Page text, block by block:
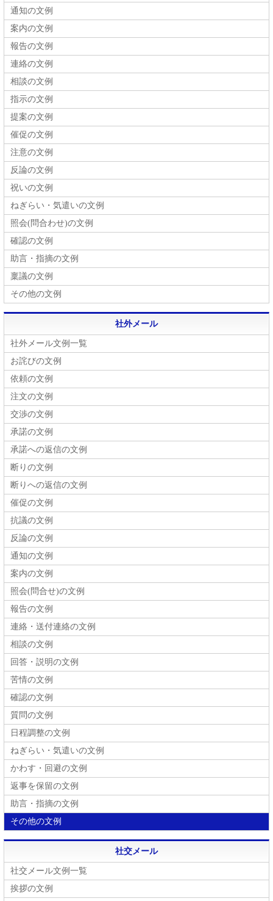
通知の文例
案内の文例
報告の文例
連絡の文例
相談の文例
指示の文例
提案の文例
催促の文例
注意の文例
反論の文例
祝いの文例
ねぎらい・気遣いの文例
照会(問合わせ)の文例
確認の文例
助言・指摘の文例
稟議の文例
その他の文例
社外メール
社外メール文例一覧
お詫びの文例
依頼の文例
注文の文例
交渉の文例
承諾の文例
承諾への返信の文例
断りの文例
断りへの返信の文例
催促の文例
抗議の文例
反論の文例
通知の文例
案内の文例
照会(問合せ)の文例
報告の文例
連絡・送付連絡の文例
相談の文例
回答・説明の文例
苦情の文例
確認の文例
質問の文例
日程調整の文例
ねぎらい・気遣いの文例
かわす・回避の文例
返事を保留の文例
助言・指摘の文例
その他の文例
社交メール
社交メール文例一覧
挨拶の文例